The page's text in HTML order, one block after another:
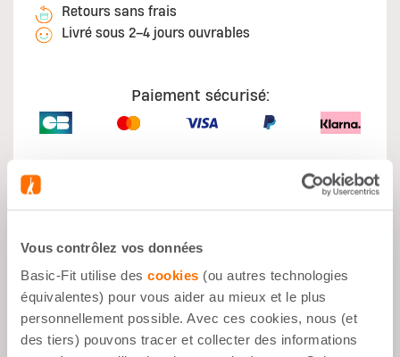
Vous contrôlez vos données
Basic-Fit utilise des cookies (ou autres technologies
équivalentes) pour vous aider au mieux et le plus
personnellement possible. Avec ces cookies, nous (et
des tiers) pouvons tracer et collecter des informations
Retours sans frais
Livré sous 2–4 jours ouvrables
Paiement sécurisé:
Avantages
Après le sport
À tout moment